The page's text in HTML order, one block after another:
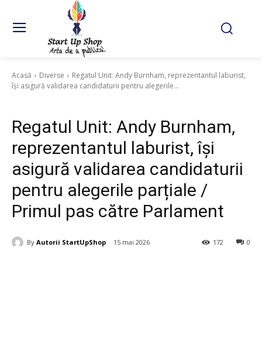
Acasă Diverse
Regatul Unit: Andy Burnham, reprezentantul laburist,
își asigură validarea candidaturii pentru alegerile...
Regatul Unit: Andy Burnham,
reprezentantul laburist, își
asigură validarea candidaturii
pentru alegerile parțiale /
Primul pas către Parlament
By Autorii StartUpShop 15 mai 2026 0
172